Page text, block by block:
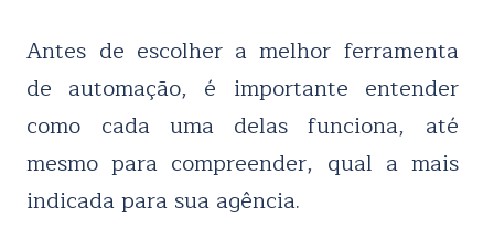
Antes de escolher a melhor ferramenta
de automação, é importante entender
como cada uma delas funciona, até
mesmo para compreender, qual a mais
indicada para sua agência.